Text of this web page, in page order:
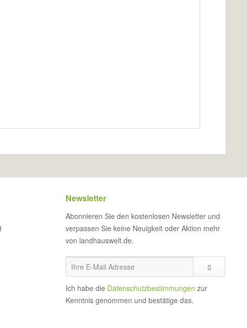
Newsletter
Abonnieren Sie den kostenlosen Newsletter und
verpassen Sie keine Neuigkeit oder Aktion mehr
von landhauswelt.de.
Ich habe die Datenschutzbestimmungen zur
Kenntnis genommen und bestätige das.